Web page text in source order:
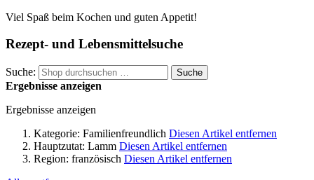
Viel Spaß beim Kochen und guten Appetit!
Rezept- und Lebensmittelsuche
Suche: Suche
Ergebnisse anzeigen
Ergebnisse anzeigen
Kategorie: Familienfreundlich Diesen Artikel entfernen
Hauptzutat: Lamm Diesen Artikel entfernen
Region: französisch Diesen Artikel entfernen